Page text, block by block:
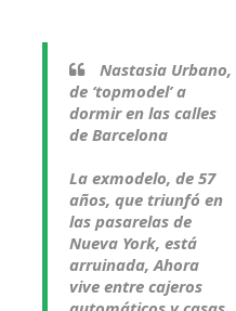
Nastasia Urbano,
de ‘topmodel’ a
dormir en las calles
de Barcelona
La exmodelo, de 57
años, que triunfó en
las pasarelas de
Nueva York, está
arruinada, Ahora
vive entre cajeros